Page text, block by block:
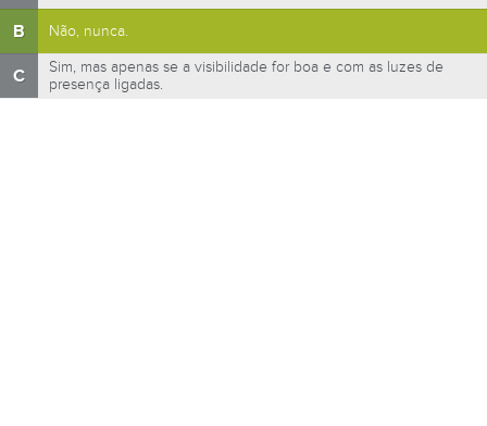
B Não, nunca.
C
Sim, mas apenas se a visibilidade for boa e com as luzes de
presença ligadas.